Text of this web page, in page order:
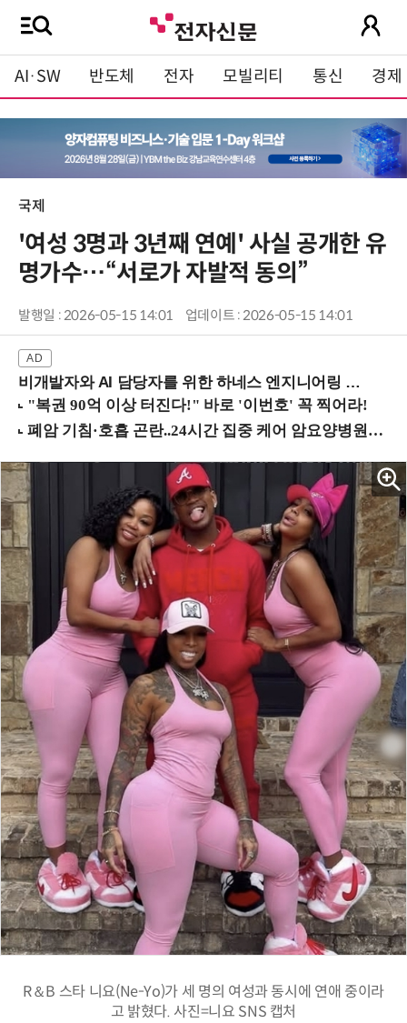
AI·SW 반도체 전자 모빌리티 통신 경제
국제
'여성 3명과 3년째 연예' 사실 공개한 유
명가수…“서로가 자발적 동의”
발행일 : 2026-05-15 14:01 업데이트 : 2026-05-15 14:01
비개발자와 AI 담당자를 위한 하네스 엔지니어링 입문과정 (8/20 신논현역)
R＆B 스타 니요(Ne-Yo)가 세 명의 여성과 동시에 연애 중이라
고 밝혔다. 사진=니요 SNS 캡처